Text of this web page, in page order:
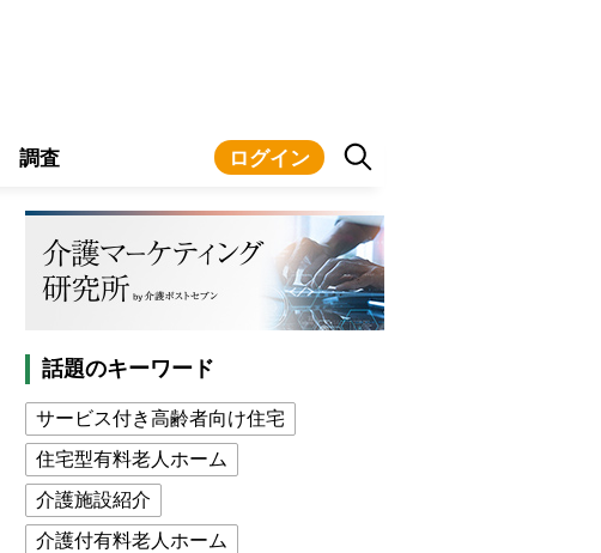
調査 ログイン
話題のキーワード
サービス付き高齢者向け住宅
住宅型有料老人ホーム
介護施設紹介
介護付有料老人ホーム